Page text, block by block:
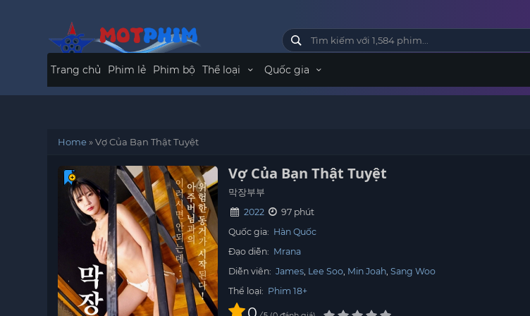
Trang chủ Phim lẻ Phim bộ Thể loại Quốc gia
Home»Vợ Của Bạn Thật Tuyệt
Vợ Của Bạn Thật Tuyệt
막장부부
2022
97 phút
Quốc gia: Hàn Quốc
Đạo diễn: Mrana
Diễn viên: James Lee Soo Min Joah Sang Woo
Thể loại: Phim 18+